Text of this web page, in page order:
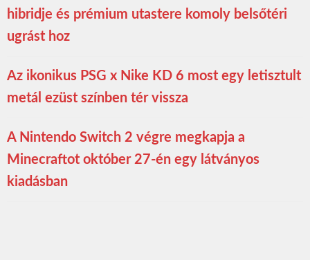
hibridje és prémium utastere komoly belsőtéri
ugrást hoz
Az ikonikus PSG x Nike KD 6 most egy letisztult
metál ezüst színben tér vissza
A Nintendo Switch 2 végre megkapja a
Minecraftot október 27-én egy látványos
kiadásban